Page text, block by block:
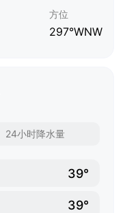
方位
297°WNW
24小时降水量
39°
39°